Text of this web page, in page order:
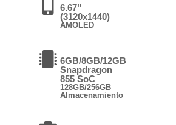
6.67"
(3120x1440)
AMOLED
6GB/8GB/12GB
Snapdragon
855 SoC
128GB/256GB
Almacenamiento